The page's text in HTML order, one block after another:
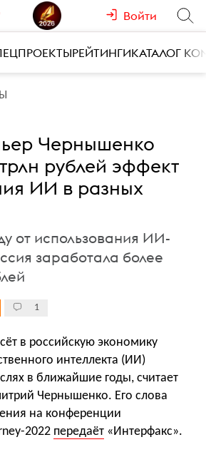
Войти
РЕЙТИНГИКАТАЛОГ
Чернышенко
рублей эффект
ИИ в разных
от использования ИИ-
заработала более
1
в российскую экономику
интеллекта (ИИ)
в ближайшие годы, считает
Чернышенко. Его слова
на конференции
2022 передаёт «Интерфакс».